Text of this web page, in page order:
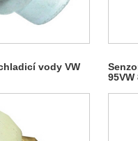
vody VW
95VW